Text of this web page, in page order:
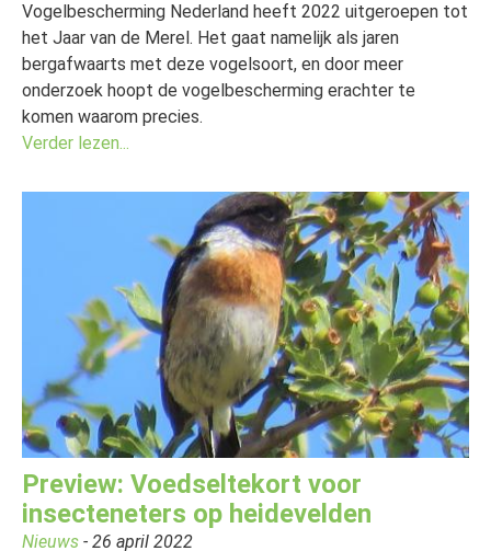
Vogelbescherming Nederland heeft 2022 uitgeroepen tot
het Jaar van de Merel. Het gaat namelijk als jaren
bergafwaarts met deze vogelsoort, en door meer
onderzoek hoopt de vogelbescherming erachter te
komen waarom precies.
Verder lezen...
Preview: Voedseltekort voor
insecteneters op heidevelden
Nieuws - 26 april 2022